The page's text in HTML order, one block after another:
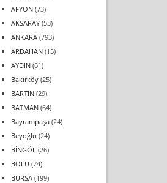
AFYON(73)
AKSARAY(53)
ANKARA(793)
ARDAHAN(15)
AYDIN(61)
Bakırköy(25)
BARTIN(29)
BATMAN(64)
Bayrampaşa(24)
Beyoğlu (24)
BİNGÖL (26)
BOLU (74)
BURSA(199)